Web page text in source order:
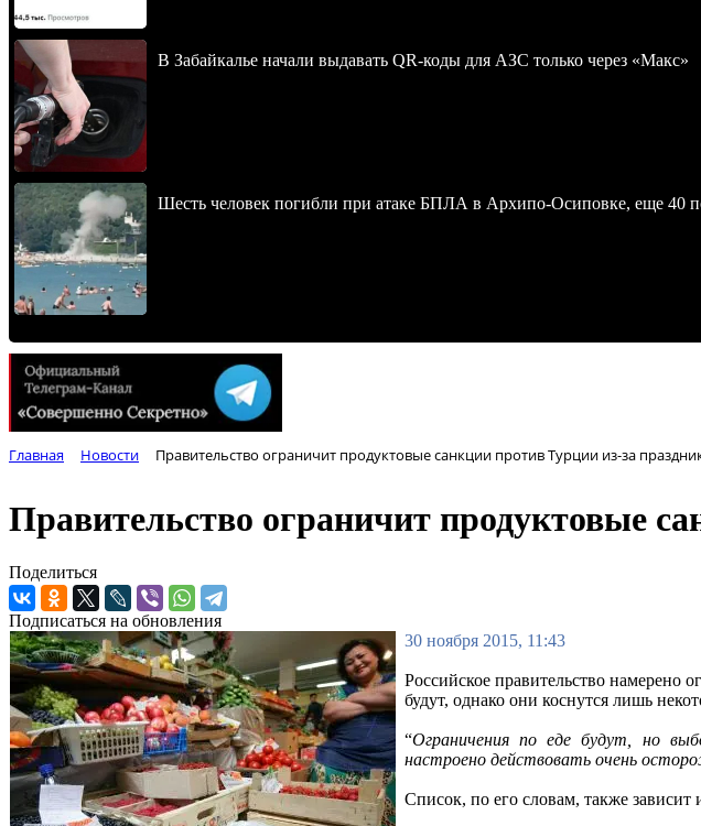
В Забайкалье начали выдавать QR-коды для АЗС только через «Макс»
Шесть человек погибли при атаке БПЛА в Архипо-Осиповке, еще 40
Главная Новости Правительство ограничит продуктовые санкции против Турции из-за
Правительство ограничит продуктовые
Поделиться
Подписаться на обновления
30 ноября 2015, 11:43
Российское правительство намерено
будут, однако они коснутся лишь
“Ограничения по еде будут, но
настроено действовать очень
Список, по его словам, также зависит